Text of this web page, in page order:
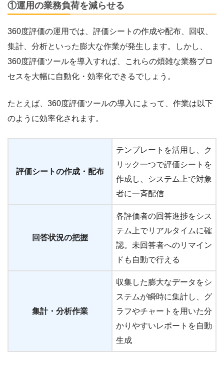
①運用の業務負荷を減らせる
360度評価の運用では、評価シートの作成や配布、回収、
集計、分析といった膨大な作業が発生します。しかし、
360度評価ツールを導入すれば、これらの煩雑な業務プロ
セスを大幅に自動化・効率化できるでしょう。
たとえば、360度評価ツールの導入によって、作業は以下
のように効率化されます。
評価シートの作成・配布
テンプレートを活用し、ク
リック一つで評価シートを
作成し、システム上で対象
者に一斉配信
回答状況の把握
各評価者の回答進捗をシス
テム上でリアルタイムに確
認。未回答者へのリマイン
ドも自動で行える
集計・分析作業
収集した膨大なデータをシ
ステムが瞬時に集計し、グ
ラフやチャートを用いた分
かりやすいレポートを自動
生成